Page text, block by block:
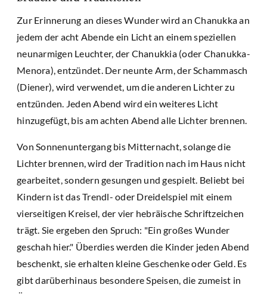
Zur Erinnerung an dieses Wunder wird an Chanukka an
jedem der acht Abende ein Licht an einem speziellen
neunarmigen Leuchter, der Chanukkia (oder Chanukka-
Menora), entzündet. Der neunte Arm, der Schammasch
(Diener), wird verwendet, um die anderen Lichter zu
entzünden. Jeden Abend wird ein weiteres Licht
hinzugefügt, bis am achten Abend alle Lichter brennen.
Von Sonnenuntergang bis Mitternacht, solange die
Lichter brennen, wird der Tradition nach im Haus nicht
gearbeitet, sondern gesungen und gespielt. Beliebt bei
Kindern ist das Trendl- oder Dreidelspiel mit einem
vierseitigen Kreisel, der vier hebräische Schriftzeichen
trägt. Sie ergeben den Spruch: "Ein großes Wunder
geschah hier." Überdies werden die Kinder jeden Abend
beschenkt, sie erhalten kleine Geschenke oder Geld. Es
gibt darüberhinaus besondere Speisen, die zumeist in